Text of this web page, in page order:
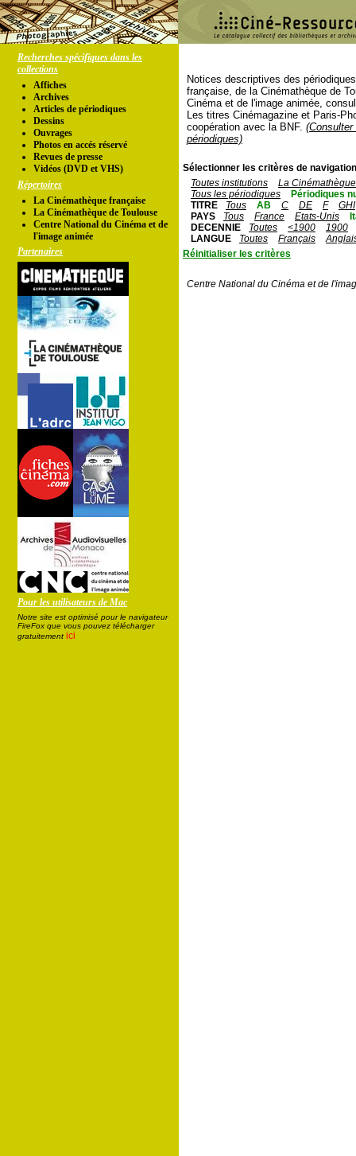
Recherches spécifiques dans les
collections
Affiches
Archives
Articles de périodiques
Dessins
Ouvrages
Photos en accés réservé
Revues de presse
Vidéos (DVD et VHS)
Répertoires
La Cinémathèque française
La Cinémathèque de Toulouse
Centre National du Cinéma et de
l'image animée
Partenaires
Pour les utilisateurs de Mac
Notre site est optimisé pour le navigateur
FireFox que vous pouvez télécharger
gratuitement ici
Notices descriptives des
française, de la Cinémathèque de
Cinéma et de l'image animée,
Les titres Cinémagazine et Paris-
coopération avec la BNF.
périodiques)
Sélectionner les critères de
Toutes institutions
La
Tous les périodiques
Périodiques
TITRE
Tous AB C DE F
GHI
PAYS
Tous France Etats-Unis
DECENNIE
Toutes <1900
1900
LANGUE
Toutes Français
Réinitialiser les critères
Centre National du Cinéma et de